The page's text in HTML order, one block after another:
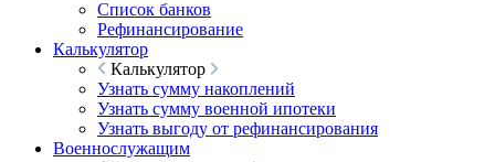
Список банков
Рефинансирование
Калькулятор
Калькулятор
Узнать сумму накоплений
Узнать сумму военной ипотеки
Узнать выгоду от рефинансирования
Военнослужащим